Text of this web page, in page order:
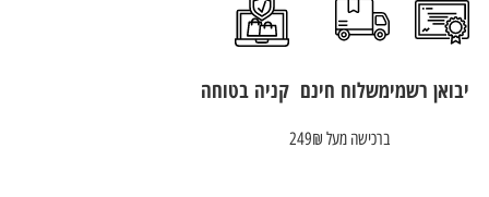
יבואן רשמימשלוח חינם
ברכישה מעל 249₪
קניה בטוחה